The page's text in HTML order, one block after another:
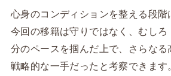
心身のコンディションを整える段階
今回の移籍は守りではなく、むし
分のペースを掴んだ上で、さらな
戦略的な一手だったと考察できます。